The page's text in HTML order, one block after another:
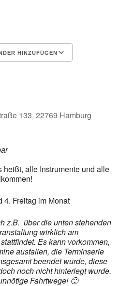
HINZUFÜGEN
133, 22769 Hamburg
heißt, alle Instrumente und alle
4. Freitag im Monat
z.B. über die unten stehenden
wirklich am
Es kann vorkommen,
ausfallen, die Terminserie
beendet wurde, diese
noch nicht hinterlegt wurde.
Fahrtwege! 🙂